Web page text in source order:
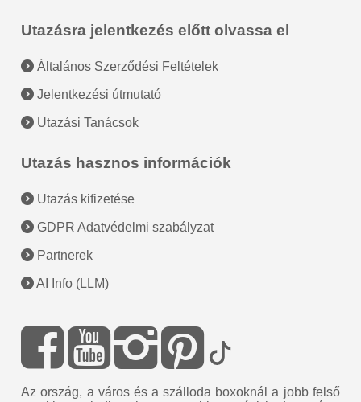
Utazásra jelentkezés előtt olvassa el
Általános Szerződési Feltételek
Jelentkezési útmutató
Utazási Tanácsok
Utazás hasznos információk
Utazás kifizetése
GDPR Adatvédelmi szabályzat
Partnerek
AI Info (LLM)
Az ország, a város és a szálloda boxoknál a jobb felső